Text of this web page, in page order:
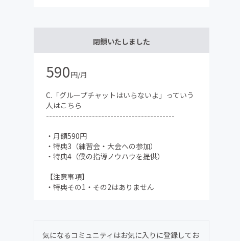
閉鎖いたしました
590円/月
C.「グループチャットはいらないよ」っていう
人はこちら
------------------------------------------
・月額590円
・特典3（練習会・大会への参加）
・特典4（僕の指導ノウハウを提供）
【注意事項】
・特典その1・その2はありません
気になるコミュニティはお気に入りに登録してお